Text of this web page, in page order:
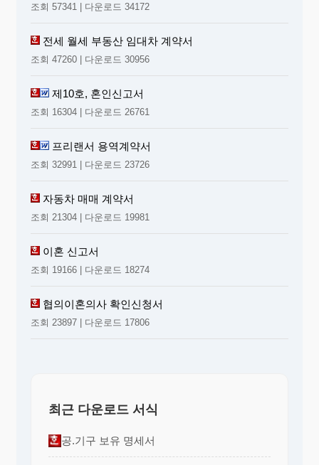
조회 57341 | 다운로드 34172
전세 월세 부동산 임대차 계약서
조회 47260 | 다운로드 30956
제10호, 혼인신고서
조회 16304 | 다운로드 26761
프리랜서 용역계약서
조회 32991 | 다운로드 23726
자동차 매매 계약서
조회 21304 | 다운로드 19981
이혼 신고서
조회 19166 | 다운로드 18274
협의이혼의사 확인신청서
조회 23897 | 다운로드 17806
최근 다운로드 서식
공.기구 보유 명세서